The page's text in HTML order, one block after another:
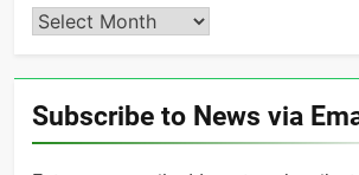
Archives
Subscribe to News via